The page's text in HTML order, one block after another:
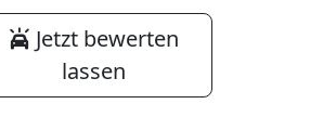
Jetzt bewerten
lassen